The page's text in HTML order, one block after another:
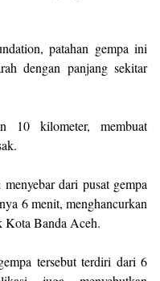
patahan gempa ini
dengan panjang sekitar
10 kilometer, membuat
dari pusat gempa
6 menit, menghancurkan
Kota Banda Aceh.
tersebut terdiri dari 6